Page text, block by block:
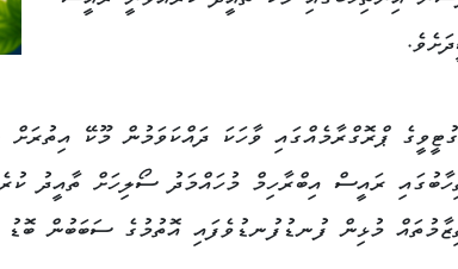
ރައީސް އިބްރާހިމް މުހައްމަދު ސޯލިހަށް ތާއީދު
މުޅިން ފުނޑުފުނޑުވެފައި އޮތުމުގެ ސަބަބުން